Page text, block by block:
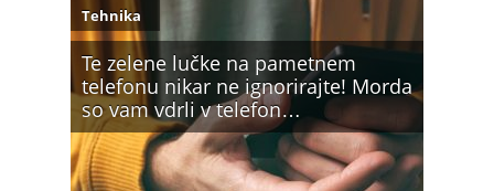
Te zelene lučke na pametnem
telefonu nikar ne ignorirajte! Morda
so vam vdrli v telefon…
Tehnika